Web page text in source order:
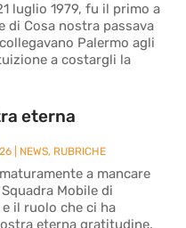
luglio 1979, fu il primo a
di Cosa nostra passava
Palermo agli
a costargli la
eterna
NEWS, RUBRICHE
a mancare
Mobile di
il ruolo che ci ha
eterna gratitudine.